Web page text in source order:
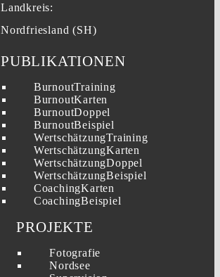
Landkreis:
Nordfriesland (SH)
PUBLIKATIONEN
BurnoutTraining
BurnoutKarten
BurnoutDoppel
BurnoutBeispiel
WertschätzungTraining
WertschätzungKarten
WertschätzungDoppel
WertschätzungBeispiel
CoachingKarten
CoachingBeispiel
PROJEKTE
Fotografie
Nordsee